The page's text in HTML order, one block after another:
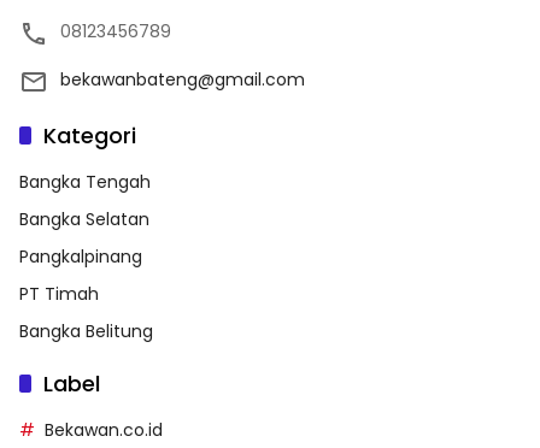
08123456789
bekawanbateng@gmail.com
Kategori
Bangka Tengah
Bangka Selatan
Pangkalpinang
PT Timah
Bangka Belitung
Label
Bekawan.co.id